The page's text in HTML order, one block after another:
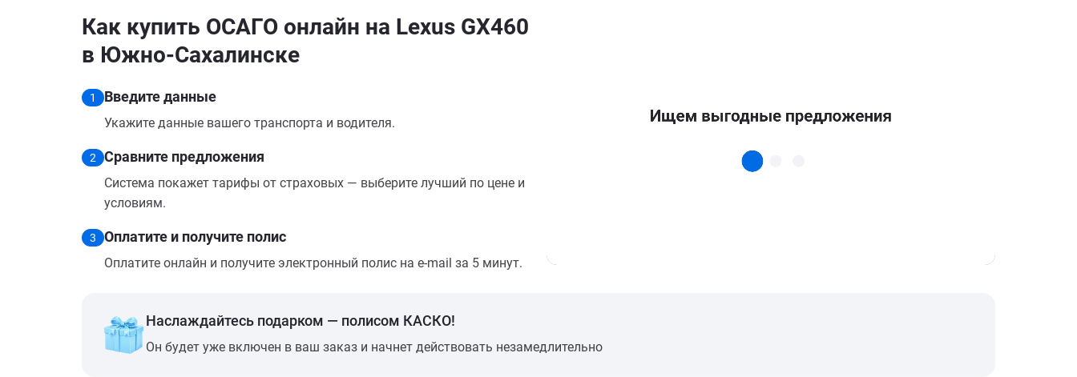
Как купить ОСАГО онлайн на Lexus GX460
в Южно-Сахалинске
1 Введите данные
Укажите данные вашего транспорта и водителя.
2 Сравните предложения
Система покажет тарифы от страховых — выберите лучший по цене и
условиям.
3 Оплатите и получите полис
Оплатите онлайн и получите электронный полис на e-mail за 5 минут.
Наслаждайтесь подарком — полисом КАСКО!
Он будет уже включен в ваш заказ и начнет действовать незамедлительно